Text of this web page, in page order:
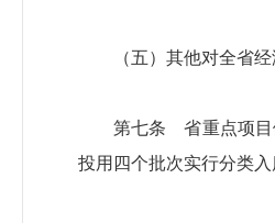
（五）其他对全省
第七条 省重点项目
投用四个批次实行分类